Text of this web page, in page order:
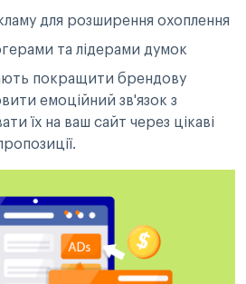
для розширення охоплення
та лідерами думок
покращити брендову
емоційний зв'язок з
їх на ваш сайт через цікаві